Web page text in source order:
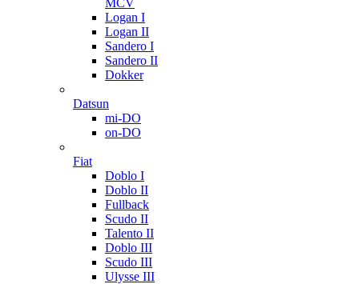
MCV
Logan I
Logan II
Sandero I
Sandero II
Dokker
Datsun
mi-DO
on-DO
Fiat
Doblo I
Doblo II
Fullback
Scudo II
Talento II
Doblo III
Scudo III
Ulysse III